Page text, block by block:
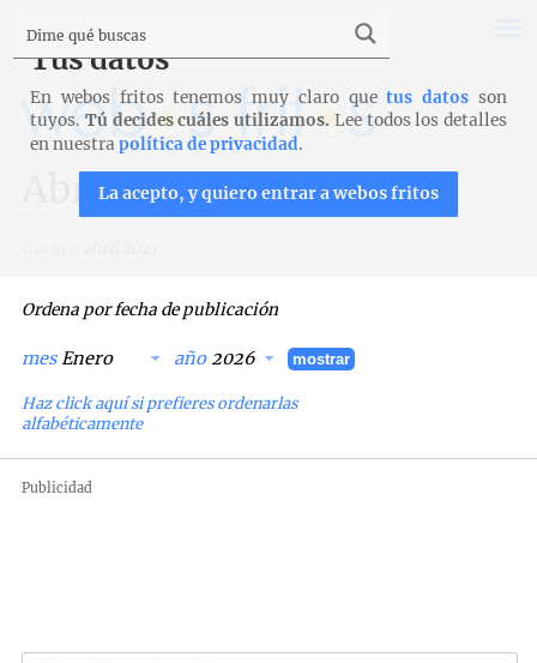
Abril 2021
Ordena por fecha de publicación
mes año mostrar
Haz click aquí si prefieres ordenarlas
alfabéticamente
Publicidad
Tus datos
En webos fritos tenemos muy claro quetus datos son
tuyos. Tú decides cuáles utilizamos. Lee todos los detalles
en nuestrapolítica de privacidad.
La acepto, y quiero entrar a webos fritos